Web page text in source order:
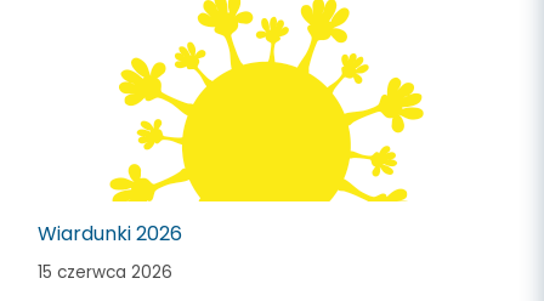
Wiardunki 2026
15 czerwca 2026